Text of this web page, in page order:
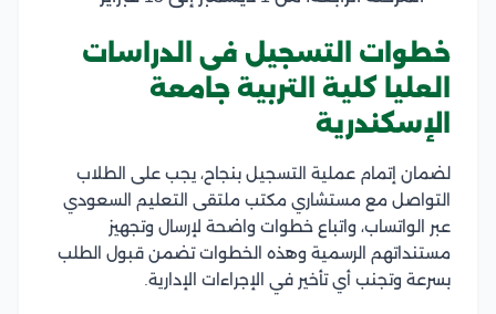
خطوات التسجيل فى الدراسات
العليا كلية التربية جامعة
الإسكندرية
لضمان إتمام عملية التسجيل بنجاح، يجب على الطلاب
التواصل مع مستشاري مكتب ملتقى التعليم السعودي
عبر الواتساب، واتباع خطوات واضحة لإرسال وتجهيز
مستنداتهم الرسمية وهذه الخطوات تضمن قبول الطلب
بسرعة وتجنب أي تأخير في الإجراءات الإدارية.